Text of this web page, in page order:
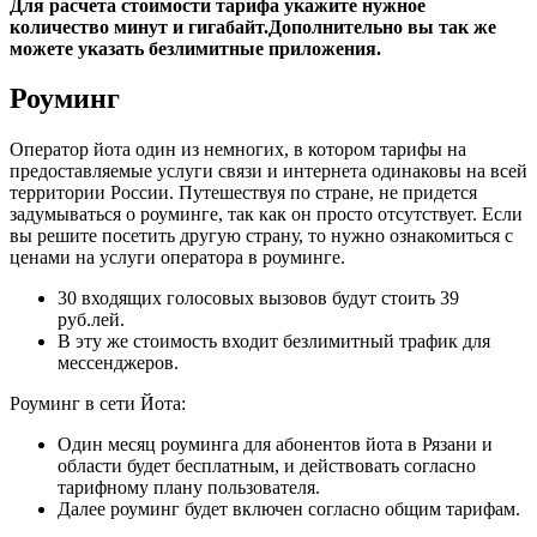
Для расчета стоимости тарифа укажите нужное
количество минут и гигабайт.Дополнительно вы так же
можете указать безлимитные приложения.
Роуминг
Оператор йота один из немногих, в котором тарифы на
предоставляемые услуги связи и интернета одинаковы на всей
территории России. Путешествуя по стране, не придется
задумываться о роуминге, так как он просто отсутствует. Если
вы решите посетить другую страну, то нужно ознакомиться с
ценами на услуги оператора в роуминге.
30 входящих голосовых вызовов будут стоить 39
руб.лей.
В эту же стоимость входит безлимитный трафик для
мессенджеров.
Роуминг в сети Йота:
Один месяц роуминга для абонентов йота в Рязани и
области будет бесплатным, и действовать согласно
тарифному плану пользователя.
Далее роуминг будет включен согласно общим тарифам.